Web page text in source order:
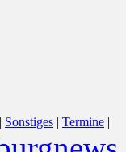
| Sonstiges | Termine |